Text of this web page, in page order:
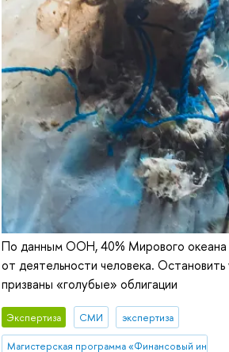
По данным ООН, 40% Мирового океана
от деятельности человека.
призваны «голубые» облигации
Экспертиза СМИ экспертиза
Магистерская программа «Финансовый